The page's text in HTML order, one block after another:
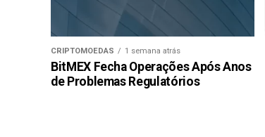
CRIPTOMOEDAS 1 semana atrás
BitMEX Fecha Operações Após Anos
de Problemas Regulatórios